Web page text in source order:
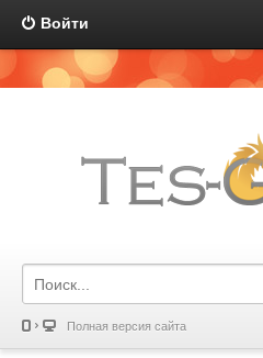
Войти
Полная версия сайта